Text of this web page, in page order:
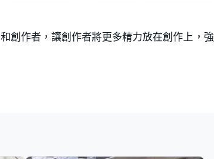
創作者，讓創作者將更多精力放在創作上，強